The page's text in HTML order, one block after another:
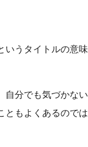
うタイトルの意
分でも気づかない
もよくあるので